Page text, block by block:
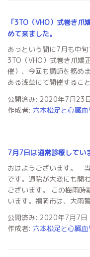
「3TO（VHO）式巻き
めて来ました。
あっという間に7月も中
3TO（VHO）式巻き爪矯
催）、今回も講師を務め
ある浅草にて開催するこ
公開済み: 2020年7月23
作成者: 六本松足と心臓
7月7日は通常診療して
おはようございます。
です。通院が大変にも関
ございます。 この梅雨
います。福岡市は、大
公開済み: 2020年7月7日
作成者: 六本松足と心臓